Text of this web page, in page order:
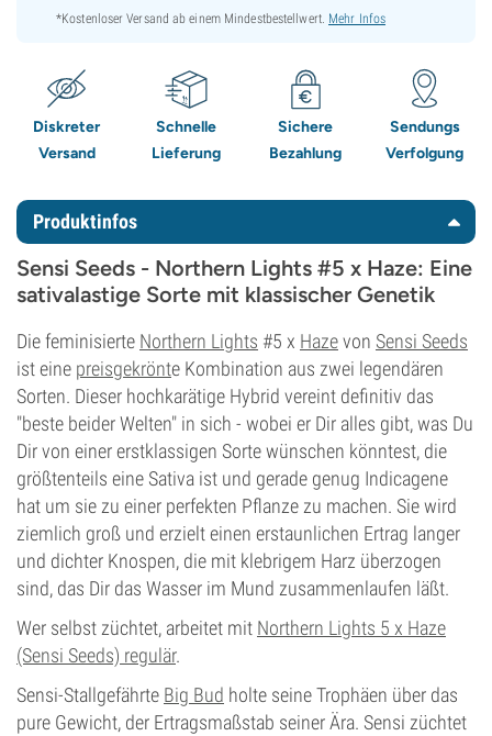
*Kostenloser Versand ab einem Mindestbestellwert. Mehr Infos
Diskreter
Versand
Schnelle
Lieferung
Sichere
Bezahlung
Sendungs
Verfolgung
Produktinfos
Sensi Seeds - Northern Lights #5 x Haze: Eine
sativalastige Sorte mit klassischer Genetik
Die feminisierte Northern Lights #5 x Hazevon Sensi Seeds
ist eine preisgekrönte Kombination aus zwei legendären
Sorten. Dieser hochkarätige Hybrid vereint definitiv das
"beste beider Welten" in sich - wobei er Dir alles gibt, was Du
Dir von einer erstklassigen Sorte wünschen könntest, die
größtenteils eine Sativa ist und gerade genug Indicagene
hat um sie zu einer perfekten Pflanze zu machen. Sie wird
ziemlich groß und erzielt einen erstaunlichen Ertrag langer
und dichter Knospen, die mit klebrigem Harz überzogen
sind, das Dir das Wasser im Mund zusammenlaufen läßt.
Wer selbst züchtet, arbeitet mit Northern Lights 5 x Haze
(Sensi Seeds) regulär.
Sensi-Stallgefährte Big Bud holte seine Trophäen über das
pure Gewicht, der Ertragsmaßstab seiner Ära. Sensi züchtet